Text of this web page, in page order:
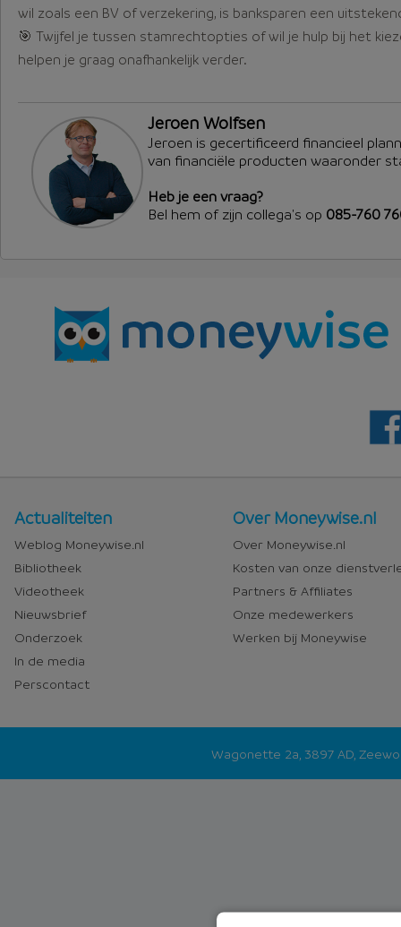
wil zoals een BV of verzekering, is banksparen een
🎯 Twijfel je tussen stamrechtopties of wil je hulp bij het
helpen je graag onafhankelijk verder.
Jeroen Wolfsen
Jeroen is gecertificeerd financieel
van financiële producten waaronder
Heb je een vraag?
Bel hem of zijn collega's op 085-760
Nieuws
en
media
Actualiteiten
Weblog Moneywise.nl
Bibliotheek
Videotheek
Nieuwsbrief
Onderzoek
In de media
Perscontact
Over
Moneywise
Over Moneywise.nl
Over Moneywise.nl
Kosten van onze
Partners & Affiliates
Onze medewerkers
Werken bij Moneywise
Wagonette 2a, 3897 AD,